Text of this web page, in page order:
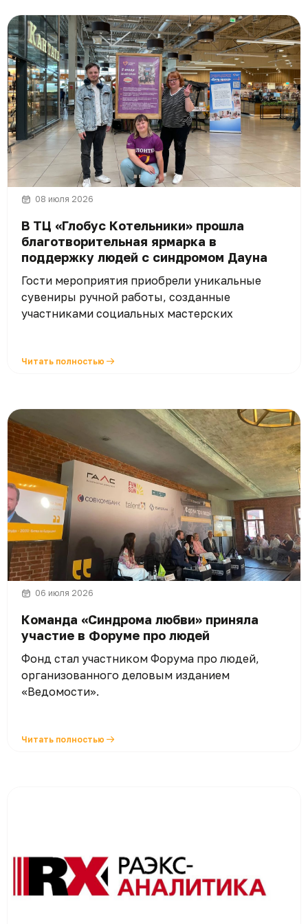
08 июля 2026
В ТЦ «Глобус Котельники» прошла
благотворительная ярмарка в
поддержку людей с синдромом Дауна
Гости мероприятия приобрели уникальные
сувениры ручной работы, созданные
участниками социальных мастерских
Читать полностью
06 июля 2026
Команда «Синдрома любви» приняла
участие в Форуме про людей
Фонд стал участником Форума про людей,
организованного деловым изданием
«Ведомости».
Читать полностью